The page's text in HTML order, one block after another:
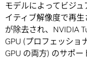
モデルによってビジ
イティブ解像度で再
が除去され、NVIDIA
GPU (プロフェッショ
GPU の両方) のサポー